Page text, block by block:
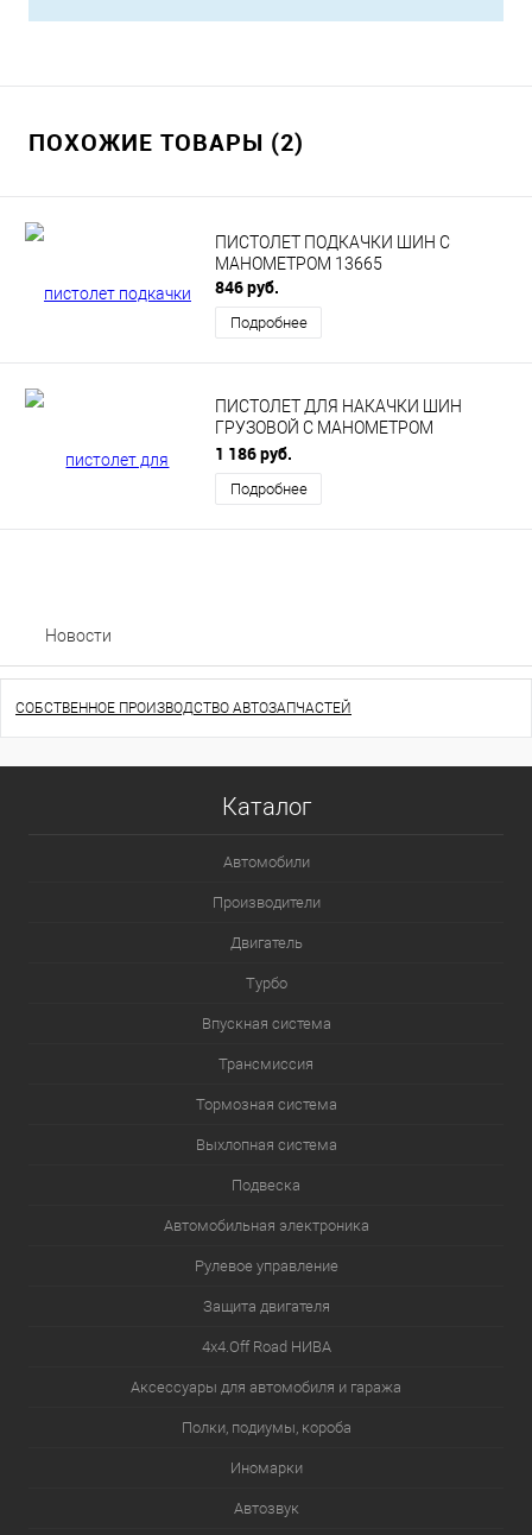
ПОХОЖИЕ ТОВАРЫ (2)
ПИСТОЛЕТ ПОДКАЧКИ ШИН С
МАНОМЕТРОМ 13665
846 руб.
Подробнее
ПИСТОЛЕТ ДЛЯ НАКАЧКИ ШИН
ГРУЗОВОЙ С МАНОМЕТРОМ
«АВТОDЕЛО» 42304
1 186 руб.
Подробнее
Новости
СОБСТВЕННОЕ ПРОИЗВОДСТВО АВТОЗАПЧАСТЕЙ
Каталог
Автомобили
Производители
Двигатель
Турбо
Впускная система
Трансмиссия
Тормозная система
Выхлопная система
Подвеска
Автомобильная электроника
Рулевое управление
Защита двигателя
4х4.Off Road НИВА
Аксессуары для автомобиля и гаража
Полки, подиумы, короба
Иномарки
Автозвук